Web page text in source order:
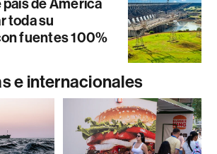
de América
toda su
fuentes 100%
e internacionales